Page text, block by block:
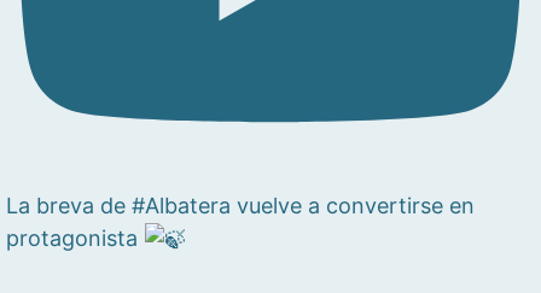
La breva de #Albatera vuelve a convertirse en
protagonista